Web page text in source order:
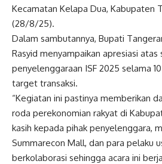
Kecamatan Kelapa Dua, Kabupaten
(28/8/25).
Dalam sambutannya, Bupati
Rasyid menyampaikan apresiasi atas
penyelenggaraan ISF 2025 selama
target transaksi.
“Kegiatan ini pastinya memberikan
roda perekonomian rakyat di
kasih kepada pihak penyelenggara,
Summarecon Mall, dan para pelaku
berkolaborasi sehingga acara ini